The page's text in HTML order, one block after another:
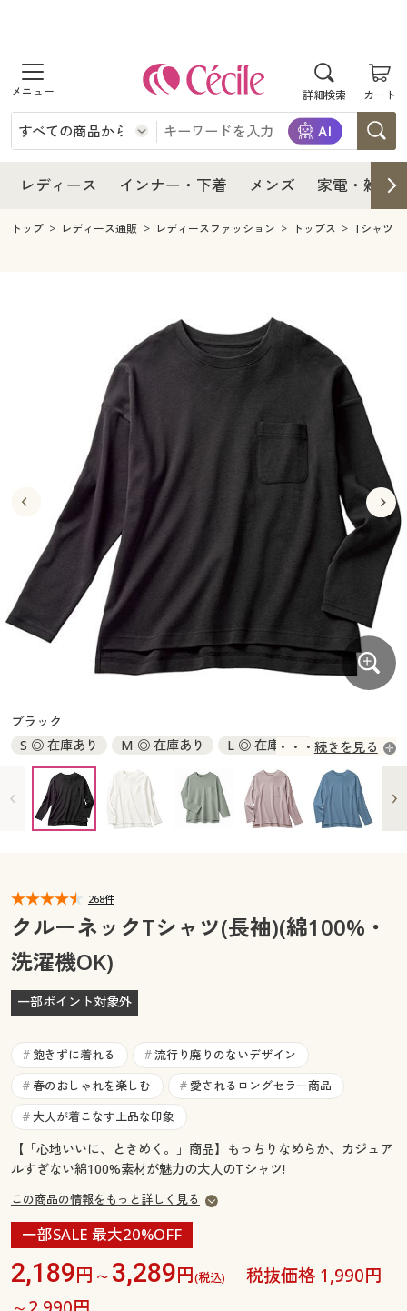
詳細検索 カート
商品を探す
レディース
レディースファッション
インナー・下着
インナー・下着通販すべて
ジュニア・ティーンズ下着
メンズ
キッチン・雑貨・日用品
寝具・インテリア・家具
寝具・インテリア・家具通販すべて
寝具・ベッド
カーテン・ラグ・ファブリック
美容・健康通販すべて
美容・健康・サプリメント
制服・スクール
制服・スクールすべて
制服・学生服
ジュニア・ティーンズ下着
大きいサイズ
大きいサイズ通販すべて
大きいサイズ レディース服
大きいサイズ レディース下着
大きいサイズ 事務・制服
バーゲン
バーゲンセール
シークレットセール
詳細検索
商品カテゴリ一覧
カタログ・チラシからのご注文
デジタルカタログ
カタログ無料プレゼント
マイページ
閲覧履歴
お気に入り
サポート
ご利用ガイド
よくある質問とお問い合わせ
レディース インナー・下着 メンズ 家電・雑貨
レディース
レディース通販すべて
レディースファッション
インナー・下着
インナー・下着通販すべて
ジュニア・ティーンズ下着
メンズ
キッチン・雑貨・日用品
寝具・インテリア・家具通販すべて
寝具・ベッド
カーテン・ラグ・ファブリック
美容・健康通販すべて
美容・健康・サプリメント
制服・スクール
制服・スクールすべて
制服・学生服
ジュニア・ティーンズ下着
大きいサイズ
大きいサイズ通販すべて
大きいサイズ レディース服
大きいサイズ レディース下着
大きいサイズ メンズ
大きいサイズ 事務・制服
バーゲンセール
シークレットセール
詳細検索
商品カテゴリ一覧
カタログ
カタログ・チラシからのご注文
カタログ無料プレゼント
会員メニュー
閲覧履歴
お気に入り
サポート
よくある質問とお問い合わせ
トップ レディース通販 レディースファッション トップス Tシャツ
ブラック
S ◎ 在庫あり
M ◎ 在庫あり
L ◎ 在庫あり
LL ◎ 在庫あり
3L × 完売
続きを見る
268件
クルーネックTシャツ(長袖)(綿100%・
洗濯機OK)
一部ポイント対象外
# 飽きずに着れる # 流行り廃りのないデザイン
# 春のおしゃれを楽しむ # 愛されるロングセラー商品
# 大人が着こなす上品な印象
【「心地いいに、ときめく。」商品】もっちりなめらか、カジュア
ルすぎない綿100%素材が魅力の大人のTシャツ!
この商品の情報をもっと詳しく見る
一部SALE 最大20%OFF
2,189円～3,289円(税込)
税抜価格 1,990円